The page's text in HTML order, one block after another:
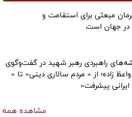
مبعثی برای استقامت و
در جهان است
راهبردی رهبر شهید در گفت‌وگوی
زاده؛ از « مردم سالاری دینی» تا «
پیشرفت»
مشاهده همه